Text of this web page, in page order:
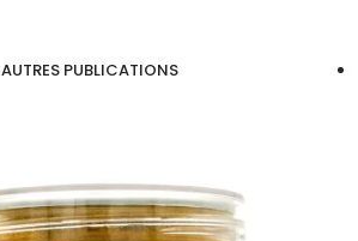
AUTRES PUBLICATIONS